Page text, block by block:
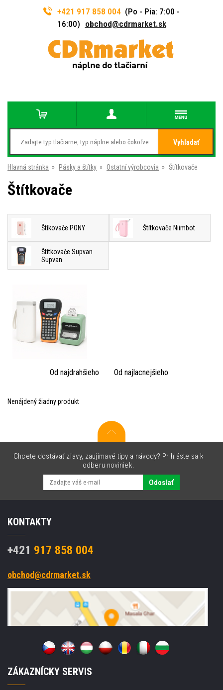
+421 917 858 004 (Po - Pia: 7:00 -
16:00) obchod@cdrmarket.sk
Vyhladať
Hlavná stránka » Pásky a štítky » Ostatní výrobcovia » Štítkovače
Štítkovače
Štíkovače PONY Štítkovače Niimbot
Štítkovače Supvan
Supvan
Od najdrahšieho Od najlacnejšieho
Nenájdený žiadny produkt
Chcete dostávať zľavy, zaujímavé tipy a návody? Prihláste sa k
odberu noviniek.
Odoslať
KONTAKTY
+421 917 858 004
obchod@cdrmarket.sk
ZÁKAZNÍCKY SERVIS